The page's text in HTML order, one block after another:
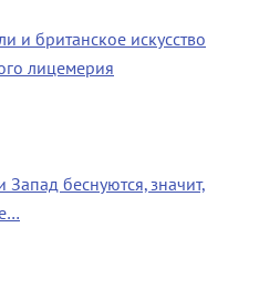
и британское искусство
лицемерия
Запад беснуются, значит,